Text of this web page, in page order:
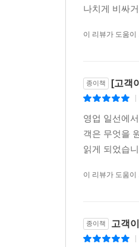
나치게 비싸
이 리뷰가 도움이
종이책 [고객
영업 일선에
객은 무엇을
읽게 되었습
이 리뷰가 도움이
종이책 고객